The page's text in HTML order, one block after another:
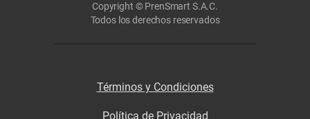
Copyright © PrenSmart S.A.C.
Todos los derechos reservados
Términos y Condiciones
Política de Privacidad